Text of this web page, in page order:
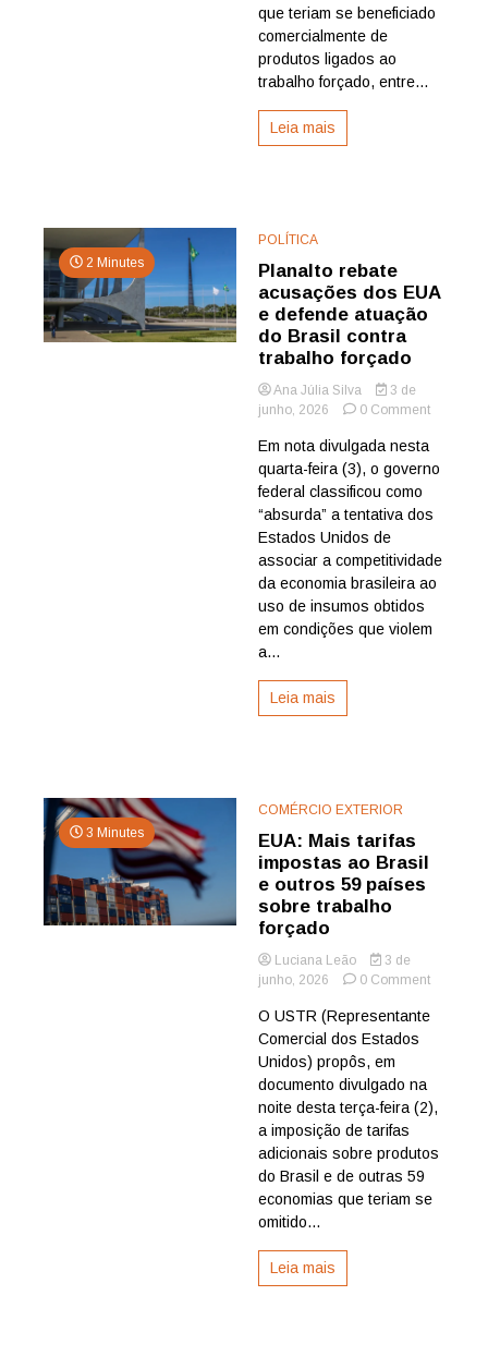
12,5%
que teriam se beneficiado
comercialmente de
produtos ligados ao
trabalho forçado, entre...
Leia mais
2 Minutes
POLÍTICA
Planalto rebate
acusações dos EUA
e defende atuação
do Brasil contra
trabalho forçado
Ana Júlia Silva
3 de
junho, 2026
0 Commenton
rebate
atuação
do
contra
Em nota divulgada nesta
quarta-feira (3), o governo
federal classificou como
“absurda” a tentativa dos
Estados Unidos de
associar a competitividade
da economia brasileira ao
uso de insumos obtidos
em condições que violem
a...
Leia mais
3 Minutes
COMÉRCIO EXTERIOR
EUA: Mais tarifas
impostas ao Brasil
e outros 59 países
sobre trabalho
forçado
Luciana Leão
3 de
junho, 2026
0 Commenton
Mais
e
59
sobre
O USTR (Representante
Comercial dos Estados
Unidos) propôs, em
documento divulgado na
noite desta terça-feira (2),
a imposição de tarifas
adicionais sobre produtos
do Brasil e de outras 59
economias que teriam se
omitido...
Leia mais